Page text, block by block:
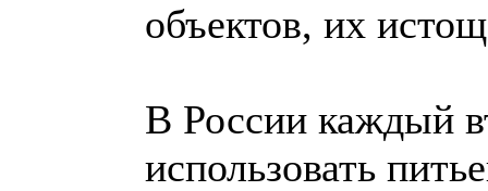
объектов, их
В России каждый
использовать